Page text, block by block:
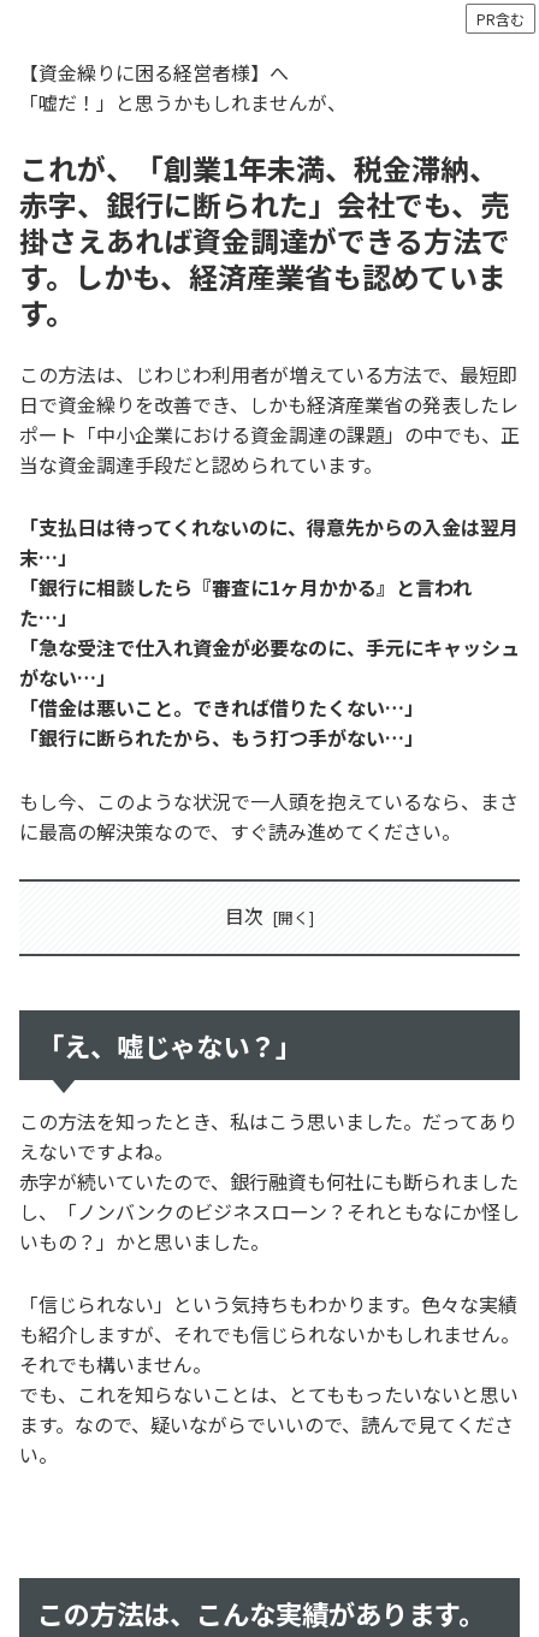
PR含む
【資金繰りに困る経営者様】へ
「嘘だ！」と思うかもしれませんが、
これが、「創業1年未満、税金滞納、
赤字、銀行に断られた」会社でも、売
掛さえあれば資金調達ができる方法で
す。しかも、経済産業省も認めていま
す。
この方法は、じわじわ利用者が増えている方法で、最短即
日で資金繰りを改善でき、しかも経済産業省の発表したレ
ポート「中小企業における資金調達の課題」の中でも、正
当な資金調達手段だと認められています。
「支払日は待ってくれないのに、得意先からの入金は翌月
末…」
「銀行に相談したら『審査に1ヶ月かかる』と言われ
た…」
「急な受注で仕入れ資金が必要なのに、手元にキャッシュ
がない…」
「借金は悪いこと。できれば借りたくない…」
「銀行に断られたから、もう打つ手がない…」
もし今、このような状況で一人頭を抱えているなら、まさ
に最高の解決策なので、すぐ読み進めてください。
目次
「え、嘘じゃない？」
この方法を知ったとき、私はこう思いました。だってあり
えないですよね。
赤字が続いていたので、銀行融資も何社にも断られました
し、「ノンバンクのビジネスローン？それともなにか怪し
いもの？」かと思いました。
「信じられない」という気持ちもわかります。色々な実績
も紹介しますが、それでも信じられないかもしれません。
それでも構いません。
でも、これを知らないことは、とてももったいないと思い
ます。なので、疑いながらでいいので、読んで見てくださ
い。
この方法は、こんな実績があります。